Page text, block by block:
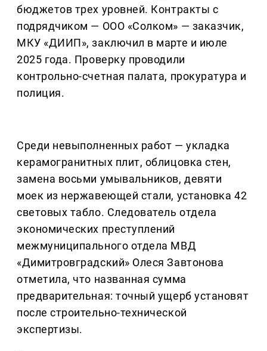
бюджетов трех уровней. Контракты с
подрядчиком — ООО «Солком» — заказчик,
МКУ «ДИИП», заключил в марте и июле
2025 года. Проверку проводили
контрольно-счетная палата, прокуратура и
полиция.
Среди невыполненных работ — укладка
керамогранитных плит, облицовка стен,
замена восьми умывальников, девяти
моек из нержавеющей стали, установка 42
световых табло. Следователь отдела
экономических преступлений
межмуниципального отдела МВД
«Димитровградский» Олеся Завтонова
отметила, что названная сумма
предварительная: точный ущерб установят
после строительно-технической
экспертизы.